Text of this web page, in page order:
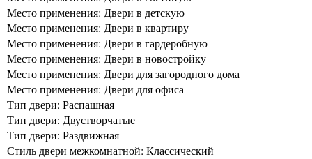
Место применения: Двери в детскую
Место применения: Двери в квартиру
Место применения: Двери в гардеробную
Место применения: Двери в новостройку
Место применения: Двери для загородного дома
Место применения: Двери для офиса
Тип двери: Распашная
Тип двери: Двустворчатые
Тип двери: Раздвижная
Стиль двери межкомнатной: Классический